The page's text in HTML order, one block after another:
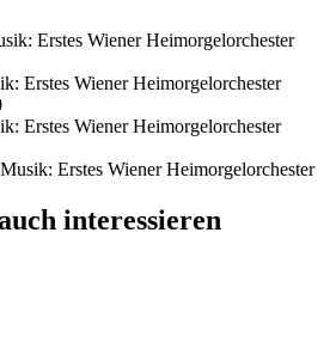
Erstes Wiener Heimorgelorchester
Erstes Wiener Heimorgelorchester
Erstes Wiener Heimorgelorchester
Erstes Wiener Heimorgelorchester
interessieren